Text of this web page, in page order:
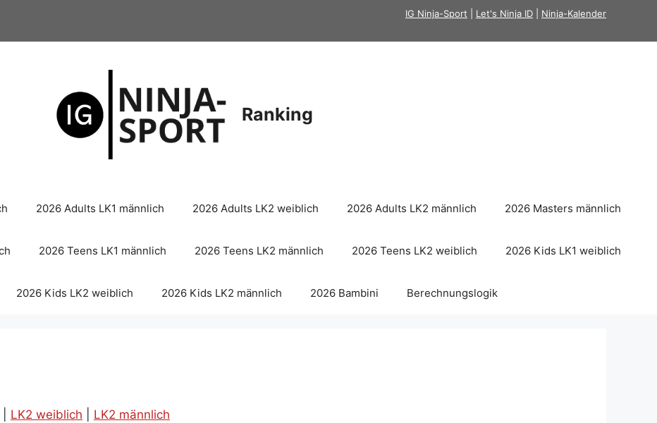
IG Ninja-Sport Let's Ninja ID Ninja-Kalender
Ranking
2026 Adults LK1 männlich 2026 Adults LK2 weiblich 2026 Adults LK2 männlich 2026 Masters männlich
2026 Teens LK1 männlich 2026 Teens LK2 männlich 2026 Teens LK2 weiblich 2026 Kids LK1 weiblich
2026 Kids LK2 weiblich 2026 Kids LK2 männlich 2026 Bambini Berechnungslogik
LK2 weiblich LK2 männlich